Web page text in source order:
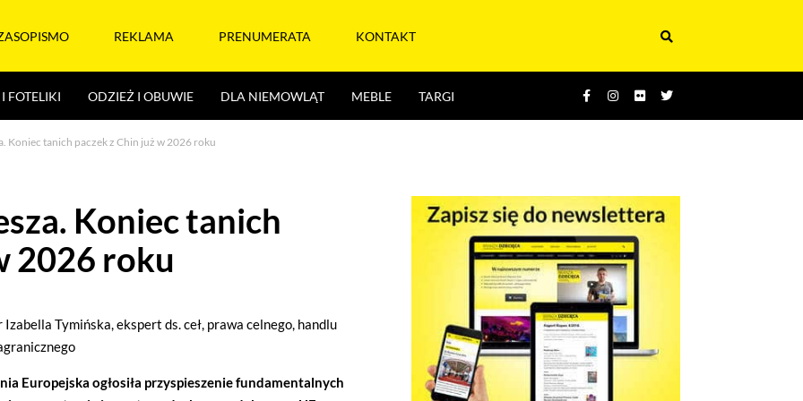
REKLAMA PRENUMERATA KONTAKT
FOTELIKI ODZIEŻ I OBUWIE DLA NIEMOWLĄT MEBLE TARGI
Koniec tanich paczek z Chin już w 2026 roku
Koniec tanich
2026 roku
Izabella Tymińska, ekspert ds. ceł, prawa celnego, handlu
Europejska ogłosiła przyspieszenie fundamentalnych